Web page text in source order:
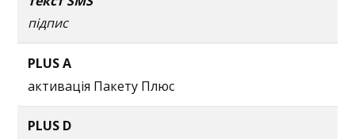
підпис
PLUS A
активація Пакету Плюс
PLUS D